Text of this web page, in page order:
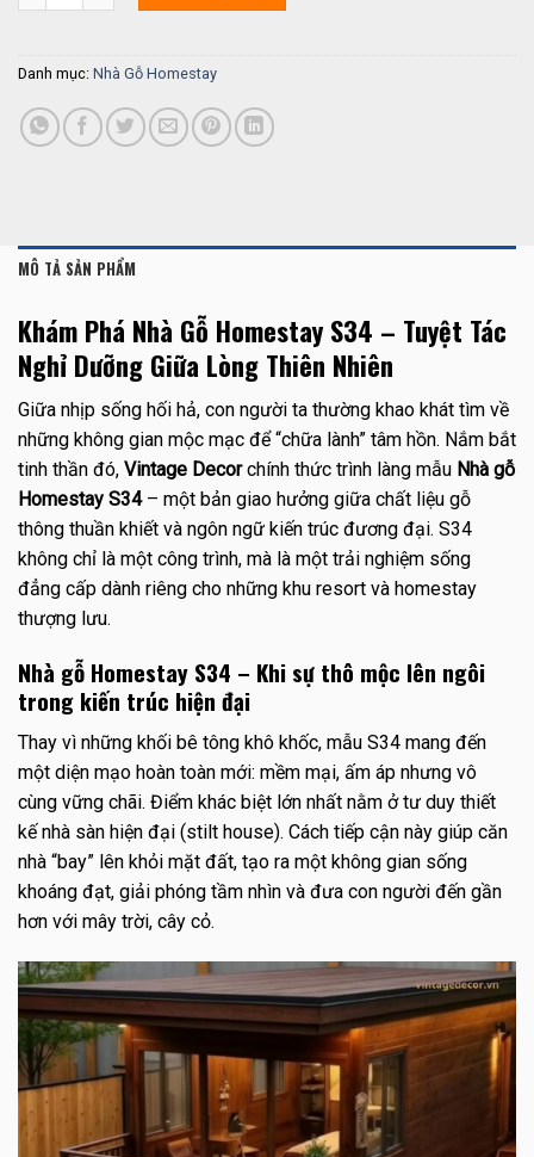
Danh mục: Nhà Gỗ Homestay
MÔ TẢ SẢN PHẨM
Khám Phá Nhà Gỗ Homestay S34 – Tuyệt Tác
Nghỉ Dưỡng Giữa Lòng Thiên Nhiên
Giữa nhịp sống hối hả, con người ta thường khao khát tìm về
những không gian mộc mạc để “chữa lành” tâm hồn. Nắm bắt
tinh thần đó, Vintage Decorchính thức trình làng mẫu Nhà gỗ
Homestay S34– một bản giao hưởng giữa chất liệu gỗ
thông thuần khiết và ngôn ngữ kiến trúc đương đại. S34
không chỉ là một công trình, mà là một trải nghiệm sống
đẳng cấp dành riêng cho những khu resort và homestay
thượng lưu.
Nhà gỗ Homestay S34 – Khi sự thô mộc lên ngôi
trong kiến trúc hiện đại
Thay vì những khối bê tông khô khốc, mẫu S34 mang đến
một diện mạo hoàn toàn mới: mềm mại, ấm áp nhưng vô
cùng vững chãi. Điểm khác biệt lớn nhất nằm ở tư duy thiết
kế nhà sàn hiện đại (stilt house). Cách tiếp cận này giúp căn
nhà “bay” lên khỏi mặt đất, tạo ra một không gian sống
khoáng đạt, giải phóng tầm nhìn và đưa con người đến gần
hơn với mây trời, cây cỏ.